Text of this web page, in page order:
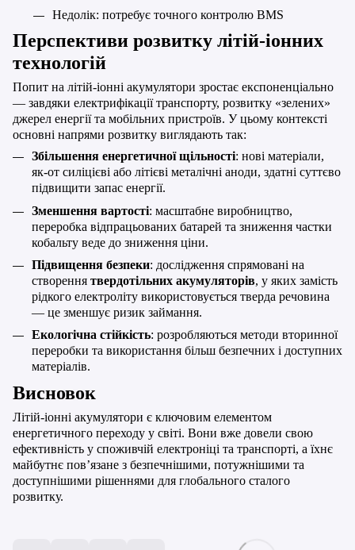
Недолік: потребує точного контролю BMS
Перспективи розвитку літій-іонних
технологій
Попит на літій-іонні акумулятори зростає експоненціально
— завдяки електрифікації транспорту, розвитку «зелених»
джерел енергії та мобільних пристроїв. У цьому контексті
основні напрями розвитку виглядають так:
Збільшення енергетичної щільності: нові матеріали,
як-от силіцієві або літієві металічні аноди, здатні суттєво
підвищити запас енергії.
Зменшення вартості: масштабне виробництво,
переробка відпрацьованих батарей та зниження частки
кобальту веде до зниження ціни.
Підвищення безпеки: дослідження спрямовані на
створення твердотільних акумуляторів, у яких замість
рідкого електроліту використовується тверда речовина
— це зменшує ризик займання.
Екологічна стійкість: розробляються методи вторинної
переробки та використання більш безпечних і доступних
матеріалів.
Висновок
Літій-іонні акумулятори є ключовим елементом
енергетичного переходу у світі. Вони вже довели свою
ефективність у споживчій електроніці та транспорті, а їхнє
майбутнє пов’язане з безпечнішими, потужнішими та
доступнішими рішеннями для глобального сталого
розвитку.